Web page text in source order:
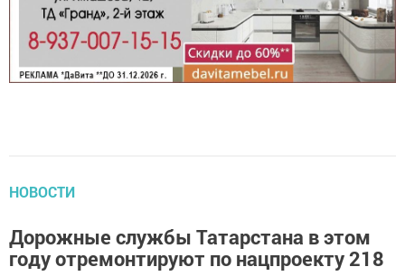
НОВОСТИ
Дорожные службы Татарстана в этом
году отремонтируют по нацпроекту 218